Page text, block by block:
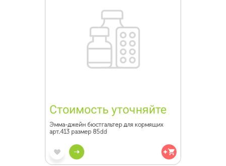
Стоимость уточняйте
Эмма-джейн бюстгальтер для кормящих
арт.413 размер 85dd